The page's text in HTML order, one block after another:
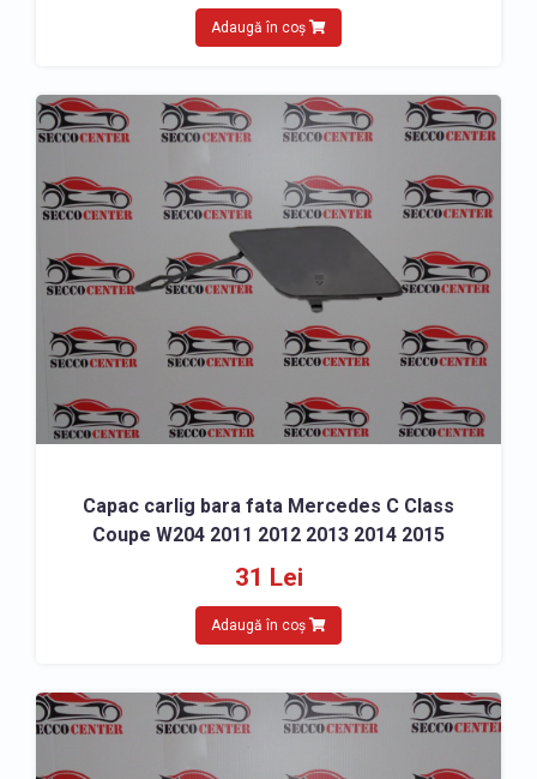
Adaugă în coș
Capac carlig bara fata Mercedes C Class
Coupe W204 2011 2012 2013 2014 2015
31 Lei
Adaugă în coș